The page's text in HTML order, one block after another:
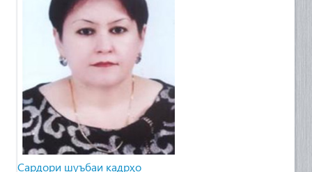
Сардори шуъбаи кадрҳо